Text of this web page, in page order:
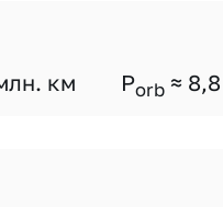
км Porb ≈ 8,8